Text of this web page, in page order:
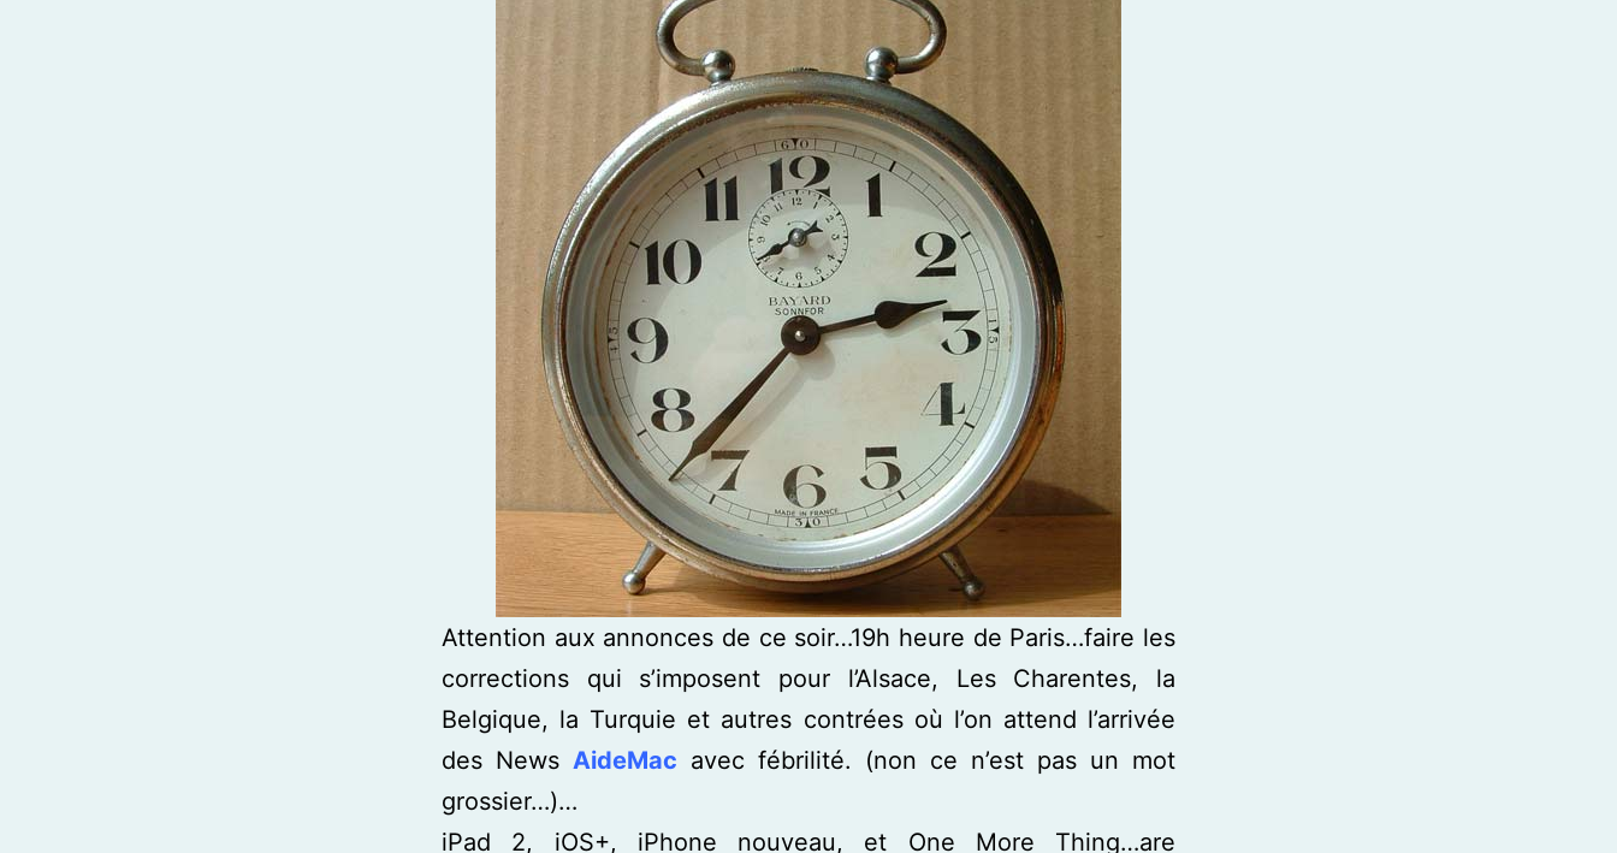
Attention aux annonces de ce soir…19h heure de Paris…faire les
corrections qui s’imposent pour l’Alsace, Les Charentes, la
Belgique, la Turquie et autres contrées où l’on attend l’arrivée
des News AideMac avec fébrilité. (non ce n’est pas un mot
grossier…)…
iPad 2, iOS+, iPhone nouveau, et One More Thing…are